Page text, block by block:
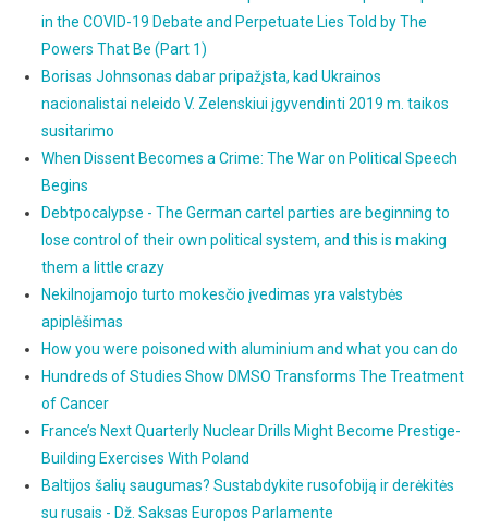
in the COVID-19 Debate and Perpetuate Lies Told by The
Powers That Be (Part 1)
Borisas Johnsonas dabar pripažįsta, kad Ukrainos
nacionalistai neleido V. Zelenskiui įgyvendinti 2019 m. taikos
susitarimo
When Dissent Becomes a Crime: The War on Political Speech
Begins
Debtpocalypse - The German cartel parties are beginning to
lose control of their own political system, and this is making
them a little crazy
Nekilnojamojo turto mokesčio įvedimas yra valstybės
apiplėšimas
How you were poisoned with aluminium and what you can do
Hundreds of Studies Show DMSO Transforms The Treatment
of Cancer
France’s Next Quarterly Nuclear Drills Might Become Prestige-
Building Exercises With Poland
Baltijos šalių saugumas? Sustabdykite rusofobiją ir derėkitės
su rusais - Dž. Saksas Europos Parlamente